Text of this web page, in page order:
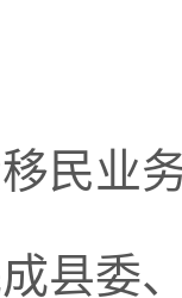
移民业
成县委